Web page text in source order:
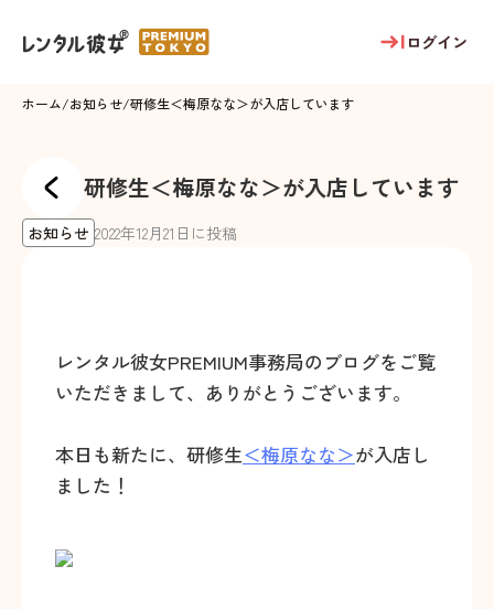
ログイン
ホーム/お知らせ/研修生＜梅原なな＞が入店しています
研修生＜梅原なな＞が入店しています
お知らせ 2022年12月21 日に投稿
レンタル彼女PREMIUM事務局のブログをご覧
いただきまして、ありがとうございます。
本日も新たに、研修生＜梅原なな＞が入店し
ました！